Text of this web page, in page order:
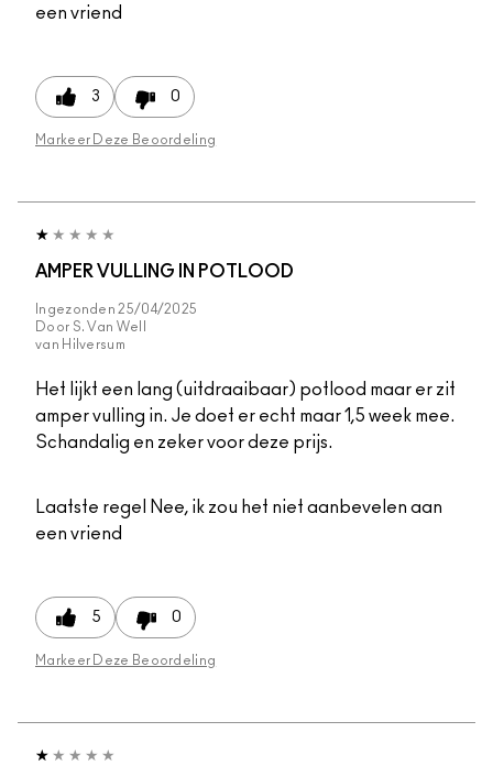
een vriend
3 0
Markeer Deze Beoordeling
AMPER VULLING IN POTLOOD
Ingezonden 25/04/2025
Door S. Van Well
van Hilversum
Het lijkt een lang (uitdraaibaar) potlood maar er zit
amper vulling in. Je doet er echt maar 1,5 week mee.
Schandalig en zeker voor deze prijs.
Laatste regel
Nee, ik zou het niet aanbevelen aan
een vriend
5 0
Markeer Deze Beoordeling